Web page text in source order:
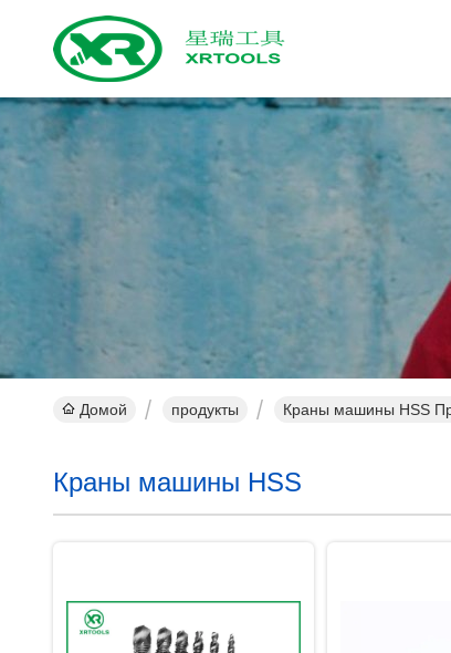
Домой продукты Краны машины HSS
Краны машины HSS